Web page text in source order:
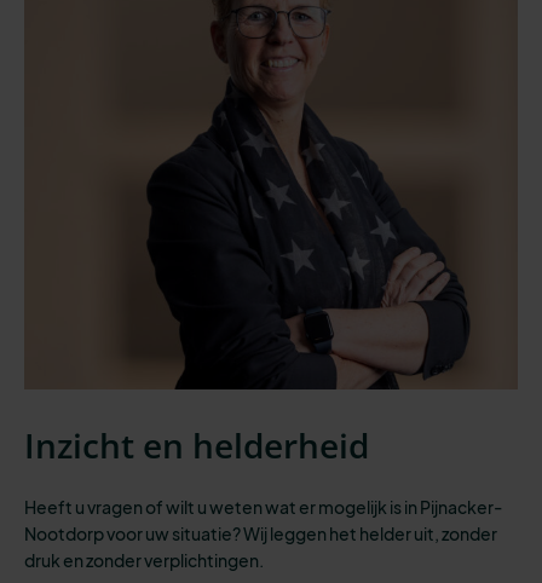
Inzicht en helderheid
Heeft u vragen of wilt u weten wat er mogelijk is in Pijnacker-
Nootdorp voor uw situatie? Wij leggen het helder uit, zonder
druk en zonder verplichtingen.